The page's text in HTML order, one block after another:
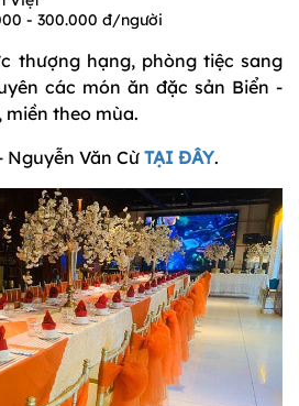
- 300.000 đ/người
thượng hạng, phòng tiệc sang
các món ăn đặc sản Biển -
miền theo mùa.
Nguyễn Văn Cừ TẠI ĐÂY.